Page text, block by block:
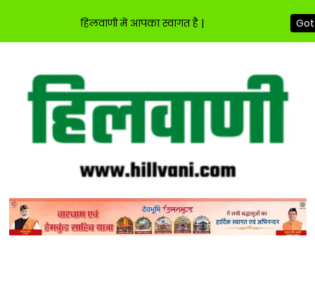
content
हिलवाणी में आपका स्वागत है |